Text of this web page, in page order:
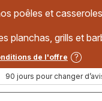
poêles et
planchas, grills et
de l'offre
90 jours pour changer